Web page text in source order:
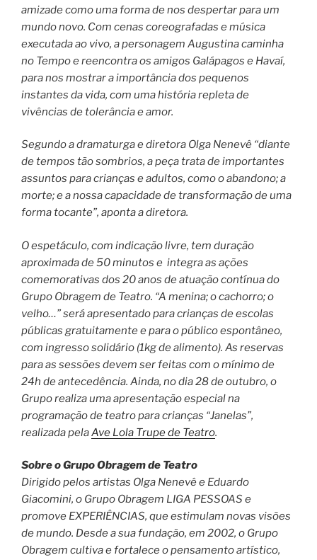
amizade como uma forma de nos despertar para um
mundo novo. Com cenas coreografadas e música
executada ao vivo, a personagem Augustina caminha
no Tempo e reencontra os amigos Galápagos e Havaí,
para nos mostrar a importância dos pequenos
instantes da vida, com uma história repleta de
vivências de tolerância e amor.
Segundo a dramaturga e diretora Olga Nenevê “diante
de tempos tão sombrios, a peça trata de importantes
assuntos para crianças e adultos, como o abandono; a
morte; e a nossa capacidade de transformação de uma
forma tocante”, aponta a diretora.
O espetáculo, com indicação livre, tem duração
aproximada de 50 minutos e integra as ações
comemorativas dos 20 anos de atuação contínua do
Grupo Obragem de Teatro. “A menina; o cachorro; o
velho…” será apresentado para crianças de escolas
públicas gratuitamente e para o público espontâneo,
com ingresso solidário (1kg de alimento). As reservas
para as sessões devem ser feitas com o mínimo de
24h de antecedência. Ainda, no dia 28 de outubro, o
Grupo realiza uma apresentação especial na
programação de teatro para crianças “Janelas”,
realizada pelaAve Lola Trupe de Teatro.
Sobre o Grupo Obragem de Teatro
Dirigido pelos artistas Olga Nenevê e Eduardo
Giacomini, o Grupo Obragem LIGA PESSOAS e
promove EXPERIÊNCIAS, que estimulam novas visões
de mundo. Desde a sua fundação, em 2002, o Grupo
Obragem cultiva e fortalece o pensamento artístico,